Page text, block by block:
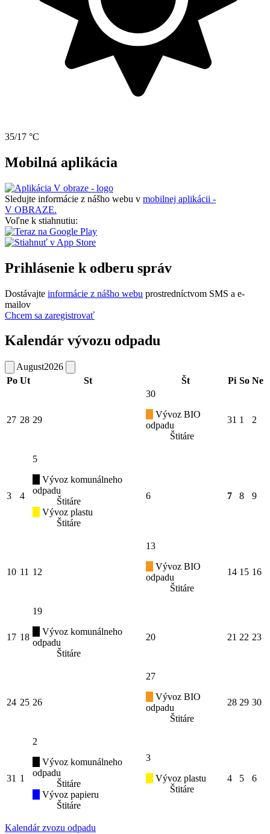
35/17 °C
Mobilná aplikácia
Sledujte informácie z nášho webu v mobilnej aplikácii -
V OBRAZE.
Voľne k stiahnutiu:
Prihlásenie k odberu správ
Dostávajte informácie z nášho webu prostredníctvom SMS a e-
mailov
Chcem sa zaregistrovať
Kalendár vývozu odpadu
August2026
Po Ut St Št Pi So Ne
27 28 29
30
Vývoz BIO
odpadu
Štitáre
31 1 2
3 4
5
Vývoz komunálneho
odpadu
Štitáre
Vývoz plastu
Štitáre
6 7 8 9
10 11 12
13
Vývoz BIO
odpadu
Štitáre
14 15 16
17 18
19
Vývoz komunálneho
odpadu
Štitáre
20 21 22 23
24 25 26
27
Vývoz BIO
odpadu
Štitáre
28 29 30
31 1
2
Vývoz komunálneho
odpadu
Štitáre
Vývoz papieru
Štitáre
3
Vývoz plastu
Štitáre
4 5 6
Kalendár zvozu odpadu